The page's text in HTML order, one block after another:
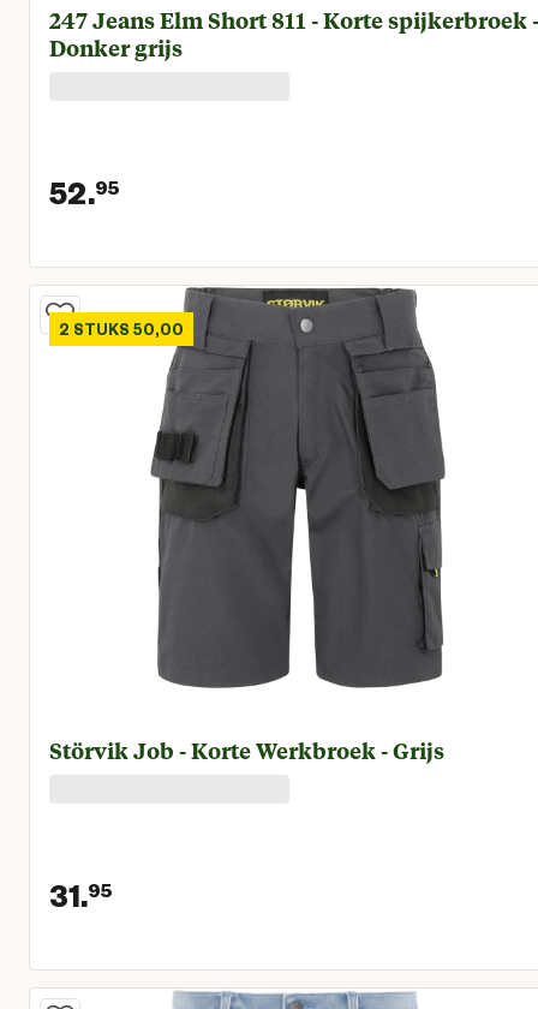
247 Jeans Elm Short 811 - Korte spijkerbroek -
Donker grijs
52.95
Huidige prijs € 52,95
2 STUKS 50,00
Störvik Job - Korte Werkbroek - Grijs
31.95
Huidige prijs € 31,95